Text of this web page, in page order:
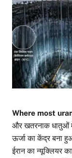
Where most
और खतरनाक धातुओं
ऊर्जा का केंद्र बना
ईरान का न्यूक्लियर